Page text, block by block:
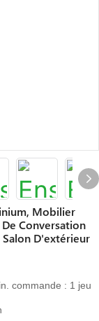
Mobilier
Conversation
Salon D'extérieur
commande : 1 jeu